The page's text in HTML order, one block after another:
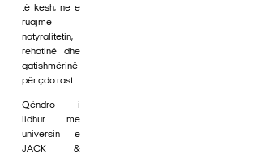
të kesh, ne e
ruajmë
natyralitetin,
rehatinë dhe
gatishmërinë
për çdo rast.
Qëndro i
lidhur me
universin e
JACK &